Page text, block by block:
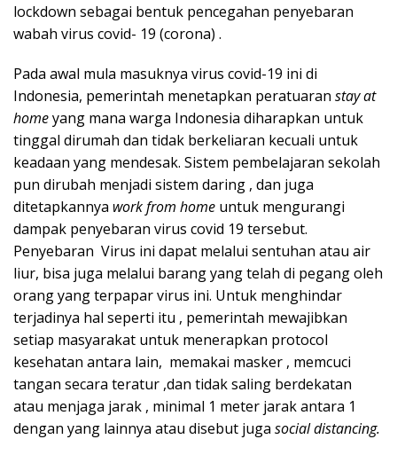
lockdown sebagai bentuk pencegahan penyebaran
wabah virus covid- 19 (corona) .
Pada awal mula masuknya virus covid-19 ini di
Indonesia, pemerintah menetapkan peratuaran stay at
homeyang mana warga Indonesia diharapkan untuk
tinggal dirumah dan tidak berkeliaran kecuali untuk
keadaan yang mendesak. Sistem pembelajaran sekolah
pun dirubah menjadi sistem daring , dan juga
ditetapkannya work from home untuk mengurangi
dampak penyebaran virus covid 19 tersebut.
Penyebaran Virus ini dapat melalui sentuhan atau air
liur, bisa juga melalui barang yang telah di pegang oleh
orang yang terpapar virus ini. Untuk menghindar
terjadinya hal seperti itu , pemerintah mewajibkan
setiap masyarakat untuk menerapkan protocol
kesehatan antara lain, memakai masker , memcuci
tangan secara teratur ,dan tidak saling berdekatan
atau menjaga jarak , minimal 1 meter jarak antara 1
dengan yang lainnya atau disebut juga social distancing.